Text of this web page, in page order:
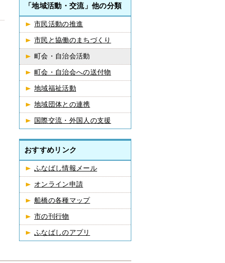
「地域活動・交流」他の分類
市民活動の推進
市民と協働のまちづくり
町会・自治会活動
町会・自治会への送付物
地域福祉活動
地域団体との連携
国際交流・外国人の支援
おすすめリンク
ふなばし情報メール
オンライン申請
船橋の各種マップ
市の刊行物
ふなばしのアプリ